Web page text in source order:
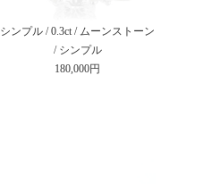
シンプル / 0.3ct / ムーンストーン
/ シンプル
180,000円